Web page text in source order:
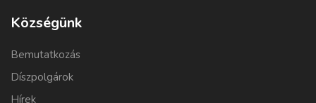
Községünk
Bemutatkozás
Díszpolgárok
Hírek